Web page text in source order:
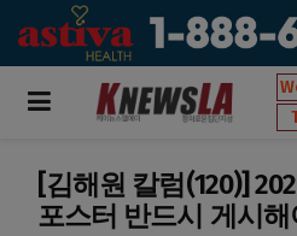
[김해원 칼럼(120)]
포스터 반드시 게시해